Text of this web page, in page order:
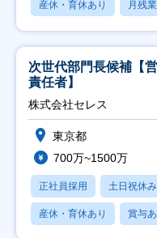
産休・育休あり 月残
次世代部門長候補【
責任者】
株式会社セレス
東京都
700万~1500万
正社員採用 土日祝休み
産休・育休あり 賞与あ